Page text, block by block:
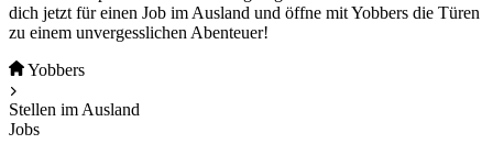
dich jetzt für einen Job im Ausland und öffne mit Yobbers die Türen
zu einem unvergesslichen Abenteuer!
Yobbers
Stellen im Ausland
Jobs